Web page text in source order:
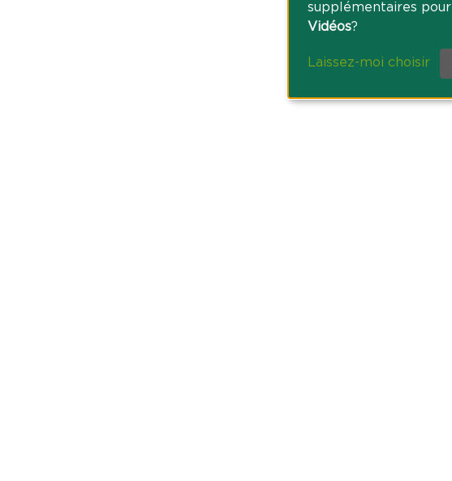
supplémentaires pour
Vidéos?
Laissez-moi choisir